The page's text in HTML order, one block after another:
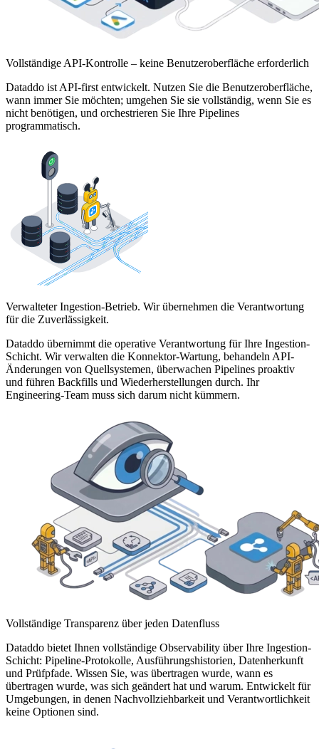
Vollständige API-Kontrolle – keine Benutzeroberfläche erforderlich
Dataddo ist API-first entwickelt. Nutzen Sie die Benutzeroberfläche,
wann immer Sie möchten; umgehen Sie sie vollständig, wenn Sie es
nicht benötigen, und orchestrieren Sie Ihre Pipelines
programmatisch.
Verwalteter Ingestion-Betrieb. Wir übernehmen die Verantwortung
für die Zuverlässigkeit.
Dataddo übernimmt die operative Verantwortung für Ihre Ingestion-
Schicht. Wir verwalten die Konnektor-Wartung, behandeln API-
Änderungen von Quellsystemen, überwachen Pipelines proaktiv
und führen Backfills und Wiederherstellungen durch. Ihr
Engineering-Team muss sich darum nicht kümmern.
Vollständige Transparenz über jeden Datenfluss
Dataddo bietet Ihnen vollständige Observability über Ihre Ingestion-
Schicht: Pipeline-Protokolle, Ausführungshistorien, Datenherkunft
und Prüfpfade. Wissen Sie, was übertragen wurde, wann es
übertragen wurde, was sich geändert hat und warum. Entwickelt für
Umgebungen, in denen Nachvollziehbarkeit und Verantwortlichkeit
keine Optionen sind.